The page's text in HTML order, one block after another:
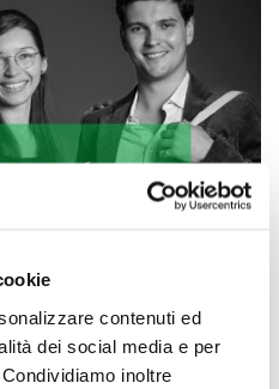
contenuti ed
dei social media e per
inoltre